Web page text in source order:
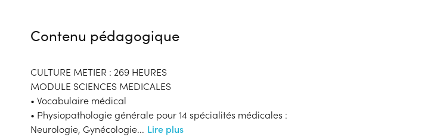
Contenu pédagogique
CULTURE METIER : 269 HEURES
MODULE SCIENCES MEDICALES
• Vocabulaire médical
• Physiopathologie générale pour 14 spécialités médicales :
Neurologie, Gynécologie... Lire plus